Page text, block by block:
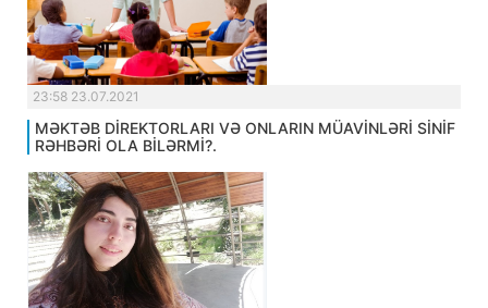
23:58 23.07.2021
MƏKTƏB DİREKTORLARI VƏ ONLARIN MÜAVİNLƏRİ SİNİF
RƏHBƏRİ OLA BİLƏRMİ?.